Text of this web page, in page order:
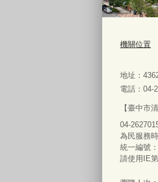
機關位置
地址：
電話：04-
【臺中市
04-
為民服務
統一編號
請使用IE